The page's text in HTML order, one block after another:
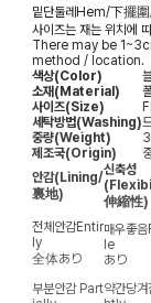
밑단둘레Hem/下擺圍
사이즈는 재는 위치에
There may be
method / location.
색상(Color)
소재(Material)
사이즈(Size)
세탁방법(Washing)
중량(Weight)
제조국(Origin)
안감(Lining/
裏地)
신축성
伸縮性)
전체안감Entir
ly
全体あり
매우좋음
le
あり
부분안감 Part약간당겨